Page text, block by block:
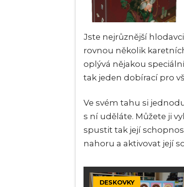
Jste nejrůznější
rovnou několik
oplývá nějakou
tak jeden dobírací pro
Ve svém tahu si
s ní uděláte. Můžete ji
spustit tak její
nahoru a aktivovat její
DESKOVKY